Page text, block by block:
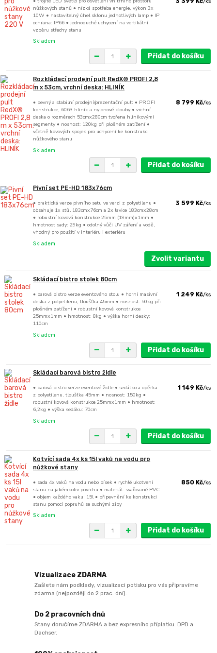
nůžkových stanů • nízká spotřeba energie, výkon 3x
10W • nastavitelný úhel sklonu jednotlivých lamp • IP
ochrana: IP66 • jednoduché uchycení na vertikální
vzpěru střechy stanu
Skladem
Přidat do košíku
Rozkládací prodejní pult RedX® PROFI 2,8
m x 53cm, vrchní deska: HLINÍK
• pevný a stabilní prodejní/prezentační pult • PROFI
konstrukce, 6063 hliník a nylonové klouby • vrchní
deska o rozměrech 53cmx280cm tvořena hliníkovými
segmenty • nosnost: 120kg při plošném zatížení •
včetně kovových spojek pro uchycení ke konstrukci
nůžkového stanu
8 799 Kč/ks
Skladem
Přidat do košíku
Pivní set PE-HD 183x76cm
• praktická verze pivního setu ve verzi z polyetilenu •
obsahuje 1x stůl 183cmx76cm a 2x lavice 183cmx28cm
• robustní kovová konstrukce 25mm (19mm)x1mm •
hmotnost sady: 29kg • odolný vůči UV záření a vodě,
vhodný pro použití v interiéru i exteriéru
3 599 Kč/ks
Skladem
Zvolit variantu
Skládací bistro stolek 80cm
• barová bistro verze eventového stolu • horní masivní
deska z polyetilenu, tloušťka 45mm • nosnost: 50kg při
plošném zatížení • robustní kovová konstrukce
25mmx1mm • hmotnost: 8kg • výška horní desky:
110cm
1 249 Kč/ks
Skladem
Přidat do košíku
Skládací barová bistro židle
• barová bistro verze eventové židle • sedátko a opěrka
z polyetilenu, tloušťka 45mm • nosnost: 150kg •
robustní kovová konstrukce 25mmx1mm • hmotnost:
6,2kg • výška sedáku: 70cm
1 149 Kč/ks
Skladem
Přidat do košíku
Kotvící sada 4x ks 15l vaků na vodu pro
nůžkové stany
• sada 4x vaků na vodu nebo písek • rychlé ukotvení
stanu na jakémkoliv povrchu • materiál: svařované PVC
• objem každého vaku: 15l • připevnění ke konstrukci
stanu pomocí popruhů se suchými zipy
850 Kč/ks
Skladem
Přidat do košíku
Vizualizace ZDARMA
Zašlete nám podklady, vizualizaci potisku pro vás připravíme
zdarma (nejpozději do 2 prac. dní).
Do 2 pracovních dnů
Stany doručíme ZDARMA a bez expresního příplatku. DPD a
Dachser.